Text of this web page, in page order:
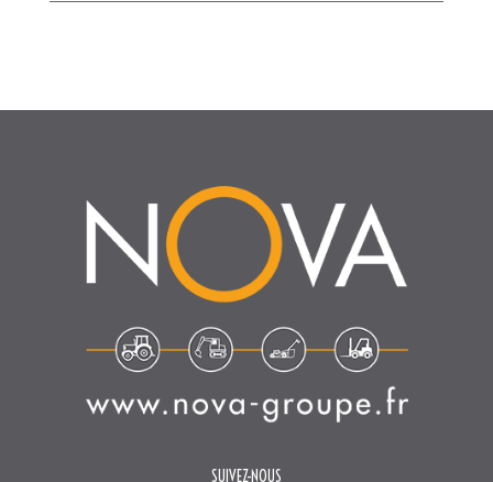
SUIVEZ-NOUS